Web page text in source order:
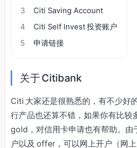
3
Citi Saving Account
4
Citi Self Invest 投资账户
5
申请链接
关于 Citibank
Citi 大家还是很熟悉的，有不少好
行产品也还算不错，如果你有比较
gold，对信用卡申请也有帮助。由
户以及 offer，可以网上开户（网